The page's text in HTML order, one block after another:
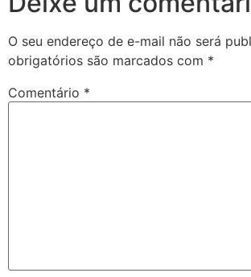
O seu endereço de e-mail não será
obrigatórios são marcados com *
Comentário *